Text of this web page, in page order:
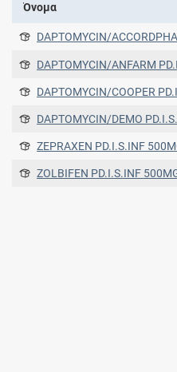
Όνομα
DAPTOMYCIN/
DAPTOMYCIN/ANFARM
DAPTOMYCIN/COOPER PD.I.S.INF
DAPTOMYCIN/DEMO PD.I.S.INF 500MG/
ZEPRAXEN PD.I.S.INF
ZOLBIFEN PD.I.S.INF